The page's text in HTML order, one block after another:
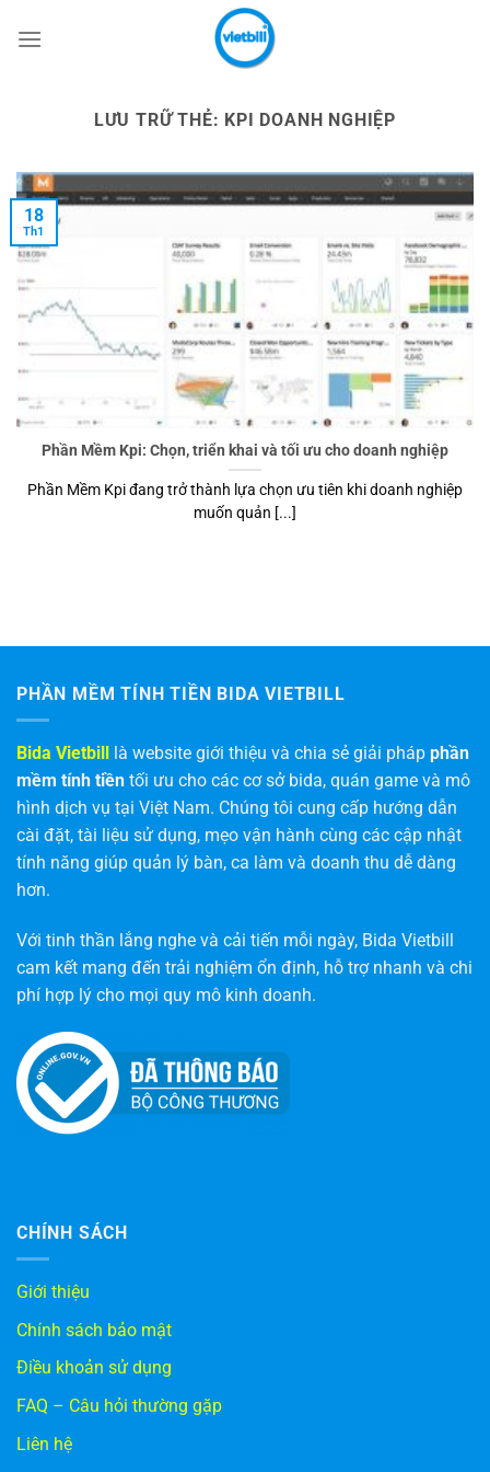
qua
LƯU TRỮ THẺ: KPI DOANH NGHIỆP
Phần Mềm Kpi: Chọn, triển khai và tối ưu cho doanh nghiệp
Phần Mềm Kpi đang trở thành lựa chọn ưu tiên khi doanh nghiệp
muốn quản [...]
18
Th1
PHẦN MỀM TÍNH TIỀN BIDA VIETBILL
Bida Vietbill là website giới thiệu và chia sẻ giải pháp phần
mềm tính tiền tối ưu cho các cơ sở bida, quán game và mô
hình dịch vụ tại Việt Nam. Chúng tôi cung cấp hướng dẫn
cài đặt, tài liệu sử dụng, mẹo vận hành cùng các cập nhật
tính năng giúp quản lý bàn, ca làm và doanh thu dễ dàng
hơn.
Với tinh thần lắng nghe và cải tiến mỗi ngày, Bida Vietbill
cam kết mang đến trải nghiệm ổn định, hỗ trợ nhanh và chi
phí hợp lý cho mọi quy mô kinh doanh.
CHÍNH SÁCH
Giới thiệu
Chính sách bảo mật
Điều khoản sử dụng
FAQ – Câu hỏi thường gặp
Liên hệ